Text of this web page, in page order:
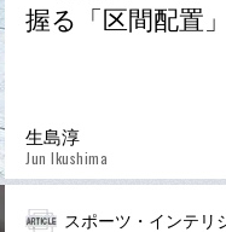
握る「区間配置」
生島淳
Jun Ikushima
スポーツ・インテリ